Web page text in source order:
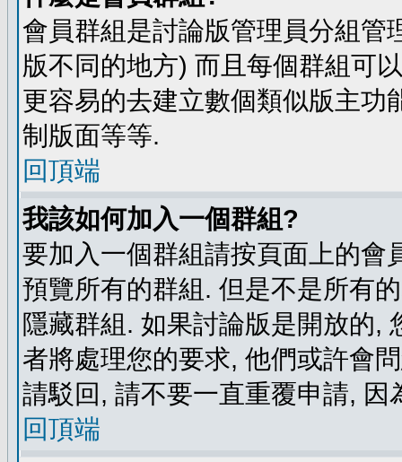
會員群組是討論版管理員分組管
版不同的地方) 而且每個群組可
更容易的去建立數個類似版主功
制版面等等.
回頂端
我該如何加入一個群組?
要加入一個群組請按頁面上的會
預覽所有的群組. 但是不是所有
隱藏群組. 如果討論版是開放的,
者將處理您的要求, 他們或許會
請駁回, 請不要一直重覆申請, 因
回頂端